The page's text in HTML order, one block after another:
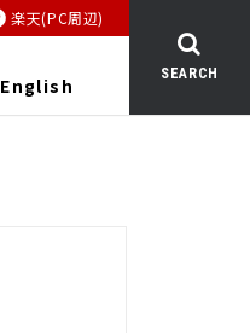
楽天(PC周辺)
English SEARCH